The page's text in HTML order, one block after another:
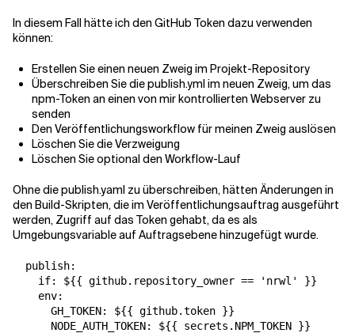
In diesem Fall hätte ich den GitHub Token dazu verwenden
können:
Erstellen Sie einen neuen Zweig im Projekt-Repository
Überschreiben Sie die publish.yml im neuen Zweig, um das
npm-Token an einen von mir kontrollierten Webserver zu
senden
Den Veröffentlichungsworkflow für meinen Zweig auslösen
Löschen Sie die Verzweigung
Löschen Sie optional den Workflow-Lauf
Ohne die publish.yaml zu überschreiben, hätten Änderungen in
den Build-Skripten, die im Veröffentlichungsauftrag ausgeführt
werden, Zugriff auf das Token gehabt, da es als
Umgebungsvariable auf Auftragsebene hinzugefügt wurde.
  publish:
    if: ${{ github.repository_owner == 'nrwl' }}
    env:
      GH_TOKEN: ${{ github.token }}
      NODE_AUTH_TOKEN: ${{ secrets.NPM_TOKEN }}